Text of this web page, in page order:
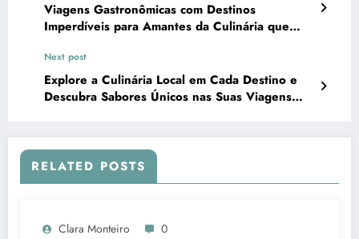
Viagens Gastronômicas com Destinos
Imperdíveis para Amantes da Culinária que
Next post
Explore a Culinária Local em Cada Destino e
Descubra Sabores Únicos nas Suas Viagens
RELATED POSTS
Clara Monteiro 0